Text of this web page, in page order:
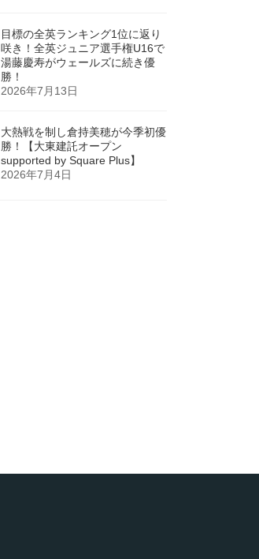
目標の全英ランキング1位に返り
咲き！全英ジュニア選手権U16で
湯藤慶寿がウェールズに続き優
勝！
2026年7月13日
大熱戦を制し倉持美穂が今季初優
勝！【大東建託オープン
supported by Square Plus】
2026年7月4日